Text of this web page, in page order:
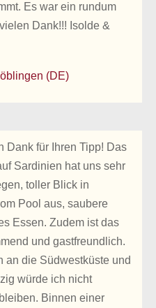
Es war ein rundum
Dank!!! Isolde &
(DE)
Dank für Ihren Tipp! Das
Sardinien hat uns sehr
toller Blick in
Pool aus, saubere
Essen. Zudem ist das
und gastfreundlich.
an die Südwestküste und
würde ich nicht
Binnen einer